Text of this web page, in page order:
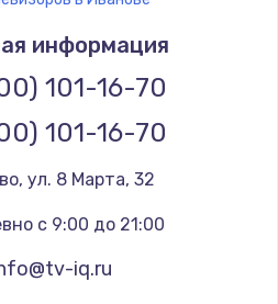
900 руб.
руб.
информация
101-16-70
101-16-70
, ул. 8 Марта, 32
с 9:00 до 21:00
iq.ru